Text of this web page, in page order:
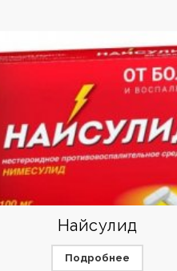
Найсулид
Подробнее